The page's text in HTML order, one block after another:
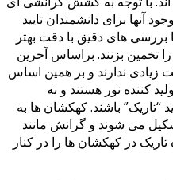
آنها برای دانشمندان تایید
بررسی های دقیق با دقت بهتر
را تخمین بزنند. براساس آخرین
زیادی ندارند و بر همین اساس
کننده نور هستند و نه
“تاریک” باشند. کهکشان ها به
می شوند و گرانش مانند
در کهکشان ها را در کنار